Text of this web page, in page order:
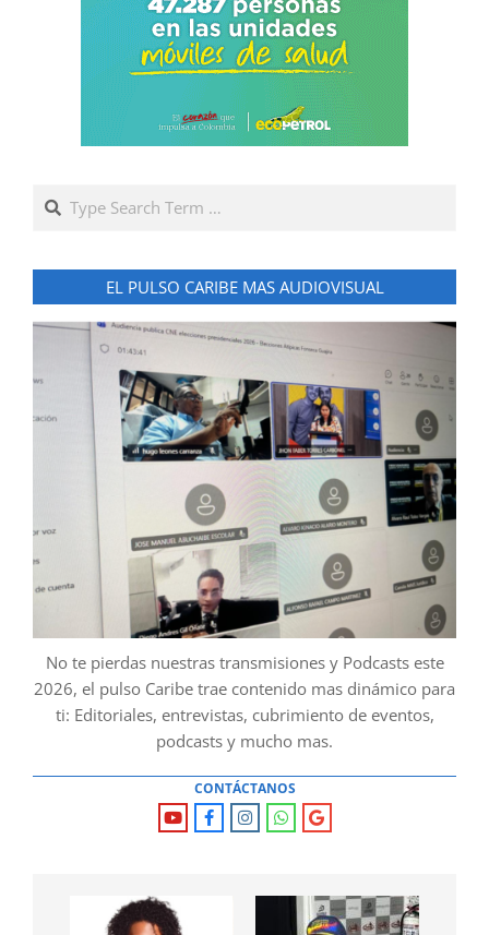
Search
EL PULSO CARIBE MAS AUDIOVISUAL
No te pierdas nuestras transmisiones y Podcasts este
2026, el pulso Caribe trae contenido mas dinámico para
ti: Editoriales, entrevistas, cubrimiento de eventos,
podcasts y mucho mas.
CONTÁCTANOS